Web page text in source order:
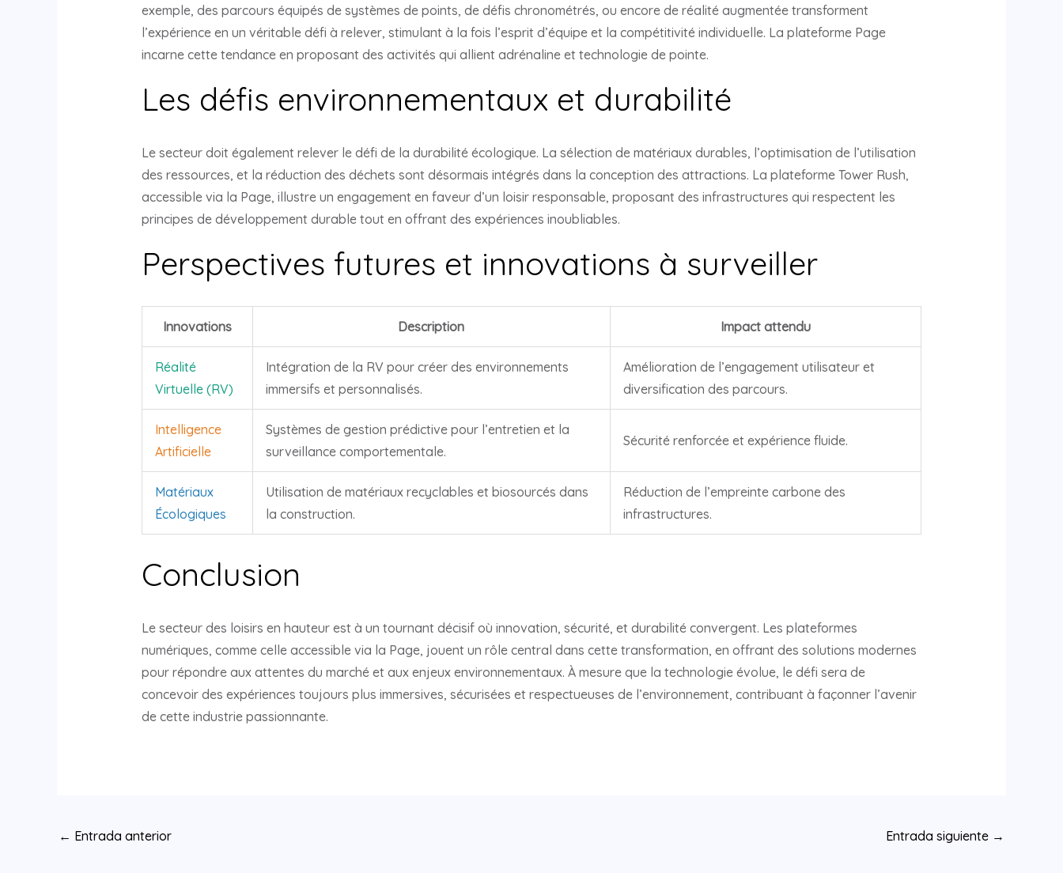
exemple, des parcours équipés de systèmes de points, de défis chronométrés, ou encore de réalité augmentée transforment
l’expérience en un véritable défi à relever, stimulant à la fois l’esprit d’équipe et la compétitivité individuelle. La plateforme Page
incarne cette tendance en proposant des activités qui allient adrénaline et technologie de pointe.
Les défis environnementaux et durabilité
Le secteur doit également relever le défi de la durabilité écologique. La sélection de matériaux durables, l’optimisation de l’utilisation
des ressources, et la réduction des déchets sont désormais intégrés dans la conception des attractions. La plateforme Tower Rush,
accessible via la Page, illustre un engagement en faveur d’un loisir responsable, proposant des infrastructures qui respectent les
principes de développement durable tout en offrant des expériences inoubliables.
Perspectives futures et innovations à surveiller
Innovations Description Impact attendu
Réalité
Virtuelle (RV)
Intégration de la RV pour créer des environnements
immersifs et personnalisés.
Amélioration de l’engagement utilisateur et
diversification des parcours.
Intelligence
Artificielle
Systèmes de gestion prédictive pour l’entretien et la
surveillance comportementale.
Sécurité renforcée et expérience fluide.
Matériaux
Écologiques
Utilisation de matériaux recyclables et biosourcés dans
la construction.
Réduction de l’empreinte carbone des
infrastructures.
Conclusion
Le secteur des loisirs en hauteur est à un tournant décisif où innovation, sécurité, et durabilité convergent. Les plateformes
numériques, comme celle accessible via la Page, jouent un rôle central dans cette transformation, en offrant des solutions modernes
pour répondre aux attentes du marché et aux enjeux environnementaux. À mesure que la technologie évolue, le défi sera de
concevoir des expériences toujours plus immersives, sécurisées et respectueuses de l’environnement, contribuant à façonner l’avenir
de cette industrie passionnante.
Navegación
← Entrada anterior Entrada siguiente →